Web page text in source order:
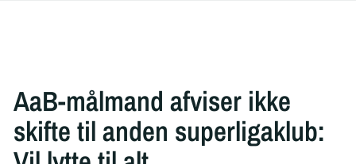
AaB-målmand afviser ikke
skifte til anden superligaklub: